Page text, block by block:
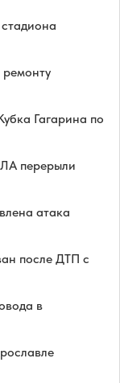
Гагарина по
перерыли
атака
после ДТП с
в